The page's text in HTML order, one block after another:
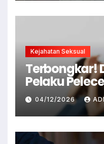
Kejahatan Seksual
Terbongkar!
Pelaku
Cianjur
04/12/2026